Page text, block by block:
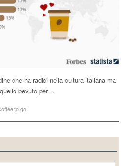
che ha radici nella cultura italiana ma
bevuto per…
to go